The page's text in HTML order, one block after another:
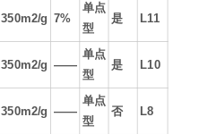
350m2/g 7%
单点
型
是 L11
350m2/g ――
单点
型
是 L10
350m2/g ――
单点
型
否 L8